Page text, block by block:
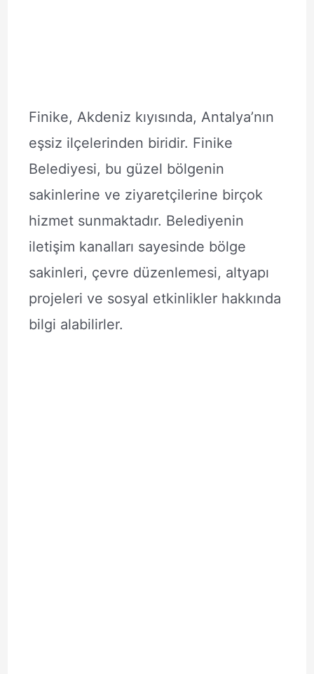
Finike, Akdeniz kıyısında, Antalya’nın
eşsiz ilçelerinden biridir. Finike
Belediyesi, bu güzel bölgenin
sakinlerine ve ziyaretçilerine birçok
hizmet sunmaktadır. Belediyenin
iletişim kanalları sayesinde bölge
sakinleri, çevre düzenlemesi, altyapı
projeleri ve sosyal etkinlikler hakkında
bilgi alabilirler.